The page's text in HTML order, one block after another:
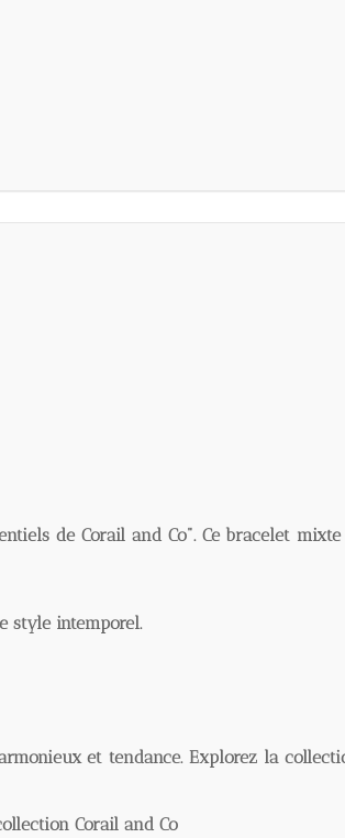
de Corail and Co". Ce bracelet mixte
intemporel.
et tendance. Explorez la collection
Corail and Co